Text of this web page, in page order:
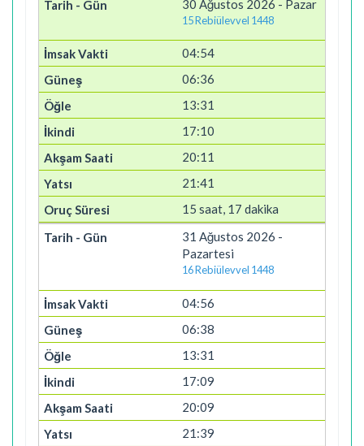
30 Ağustos 2026 - Pazar
15 Rebiülevvel 1448
04:54
06:36
13:31
17:10
20:11
21:41
15 saat, 17 dakika
31 Ağustos 2026 -
Pazartesi
16 Rebiülevvel 1448
04:56
06:38
13:31
17:09
20:09
21:39